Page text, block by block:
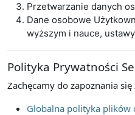
Przetwarzanie danych
Dane osobowe
wyższym i nauce,
Polityka Prywatności
Zachęcamy do zapoznania
Globalna polityka plików